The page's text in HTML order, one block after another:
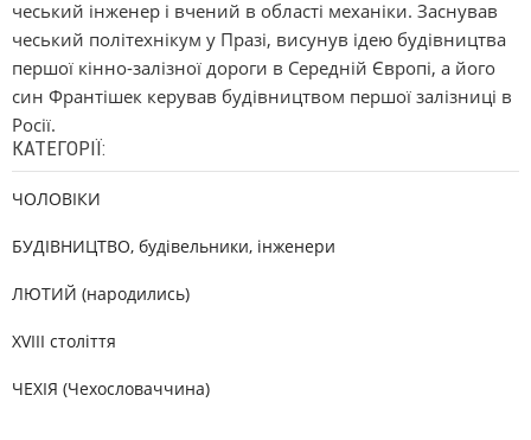
чеський інженер і вчений в області механіки. Заснував
чеський політехнікум у Празі, висунув ідею будівництва
першої кінно-залізної дороги в Середній Європі, а його
син Франтішек керував будівництвом першої залізниці в
Росії.
КАТЕГОРІЇ:
ЧОЛОВІКИ
БУДІВНИЦТВО, будівельники, інженери
ЛЮТИЙ (народились)
XVIII століття
ЧЕХІЯ (Чехословаччина)